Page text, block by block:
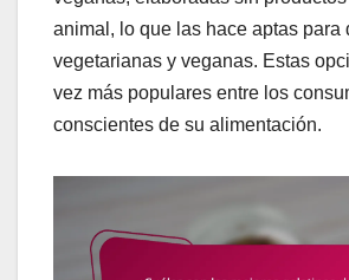
animal, lo que las hace aptas para
vegetarianas y veganas. Estas
vez más populares entre los
conscientes de su alimentación.